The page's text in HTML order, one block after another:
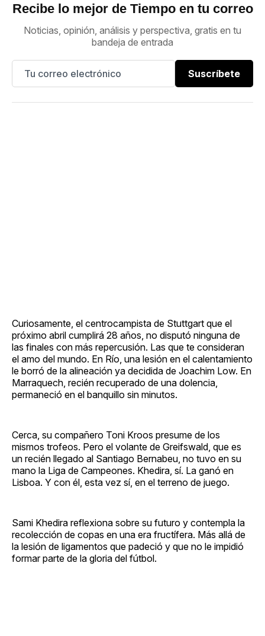
Recibe lo mejor de Tiempo en tu correo
Noticias, opinión, análisis y perspectiva, gratis en tu
bandeja de entrada
Suscríbete
Curiosamente, el centrocampista de Stuttgart que el
próximo abril cumplirá 28 años, no disputó ninguna de
las finales con más repercusión. Las que te consideran
el amo del mundo. En Río, una lesión en el calentamiento
le borró de la alineación ya decidida de Joachim Low. En
Marraquech, recién recuperado de una dolencia,
permaneció en el banquillo sin minutos.
Cerca, su compañero Toni Kroos presume de los
mismos trofeos. Pero el volante de Greifswald, que es
un recién llegado al Santiago Bernabeu, no tuvo en su
mano la Liga de Campeones. Khedira, sí. La ganó en
Lisboa. Y con él, esta vez sí, en el terreno de juego.
Sami Khedira reflexiona sobre su futuro y contempla la
recolección de copas en una era fructífera. Más allá de
la lesión de ligamentos que padeció y que no le impidió
formar parte de la gloria del fútbol.